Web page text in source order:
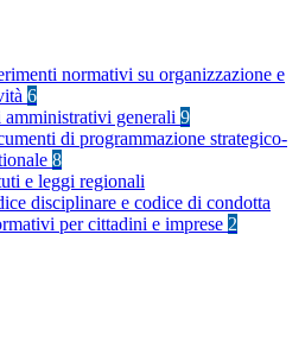
normativi su organizzazione e
6
generali 9
di programmazione strategico-
8
e leggi regionali
disciplinare e codice di condotta
per cittadini e imprese 2